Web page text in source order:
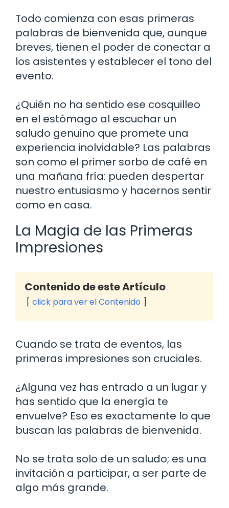
Todo comienza con esas primeras
palabras de bienvenida que, aunque
breves, tienen el poder de conectar a
los asistentes y establecer el tono del
evento.
¿Quién no ha sentido ese cosquilleo
en el estómago al escuchar un
saludo genuino que promete una
experiencia inolvidable? Las palabras
son como el primer sorbo de café en
una mañana fría: pueden despertar
nuestro entusiasmo y hacernos sentir
como en casa.
La Magia de las Primeras
Impresiones
Contenido de este Artículo
click para ver el Contenido
Cuando se trata de eventos, las
primeras impresiones son cruciales.
¿Alguna vez has entrado a un lugar y
has sentido que la energía te
envuelve? Eso es exactamente lo que
buscan las palabras de bienvenida.
No se trata solo de un saludo; es una
invitación a participar, a ser parte de
algo más grande.